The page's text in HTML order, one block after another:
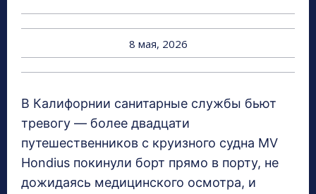
8 мая, 2026
В Калифорнии санитарные службы бьют
тревогу — более двадцати
путешественников с круизного судна MV
Hondius покинули борт прямо в порту, не
дожидаясь медицинского осмотра, и